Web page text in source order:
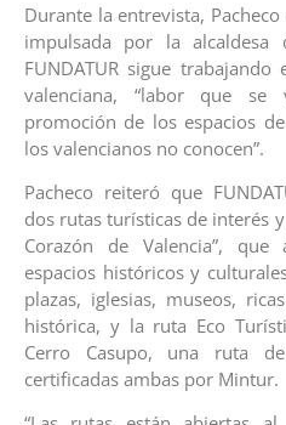
Durante la entrevista,
impulsada por la alcaldesa
FUNDATUR sigue
valenciana, “labor que se
promoción de los espacios
los valencianos no conocen”.
Pacheco reiteró que
dos rutas turísticas de interés
Corazón de Valencia”,
espacios históricos y
plazas, iglesias, museos,
histórica, y la ruta Eco
Cerro Casupo, una ruta
certificadas ambas por Mintur.